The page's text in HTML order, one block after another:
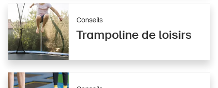
Conseils
Trampoline de loisirs